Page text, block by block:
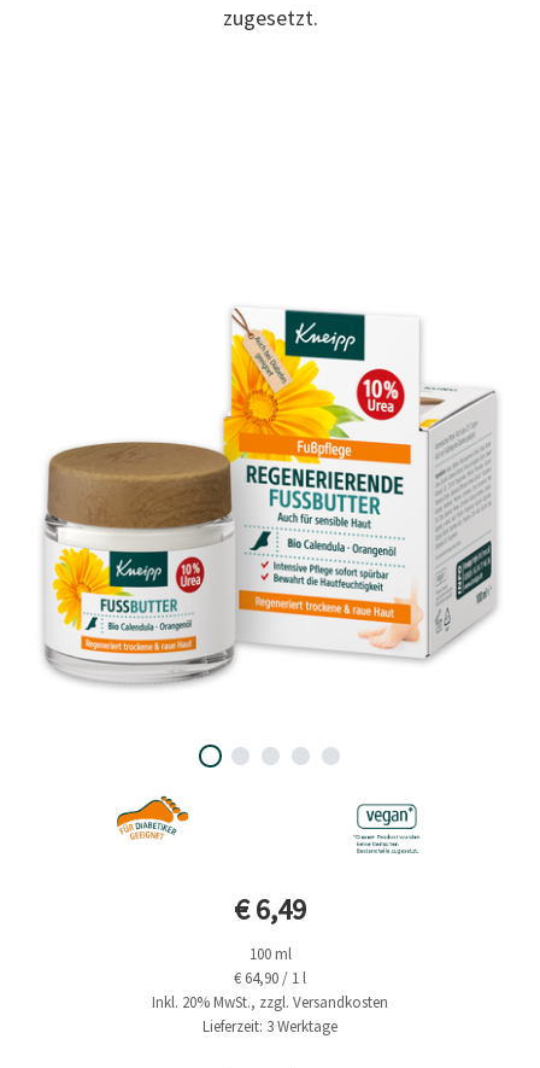
zugesetzt.
Aktueller Preis
€ 6,49
100 ml
€ 64,90 / 1 l
Inkl. 20% MwSt., zzgl. Versandkosten
Lieferzeit: 3 Werktage